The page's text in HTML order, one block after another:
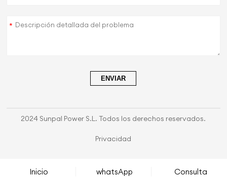
*
ENVIAR
2024 Sunpal Power S.L. Todos los derechos reservados.
Privacidad
Inicio whatsApp Consulta